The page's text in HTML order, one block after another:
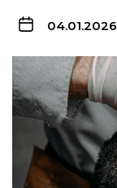
04.01.2026